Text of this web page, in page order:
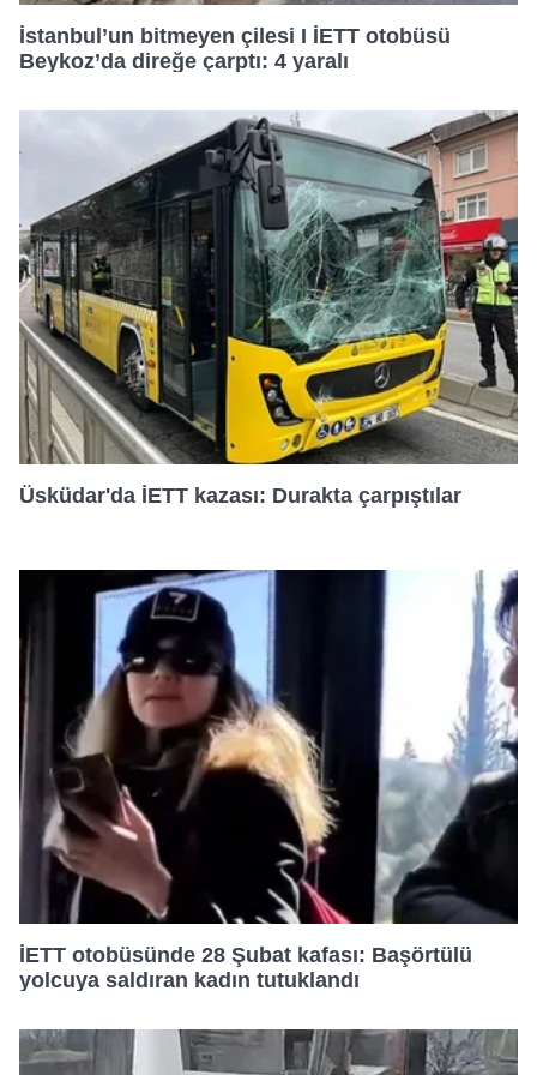
İstanbul’un bitmeyen çilesi I İETT otobüsü
Beykoz’da direğe çarptı: 4 yaralı
Üsküdar'da İETT kazası: Durakta çarpıştılar
İETT otobüsünde 28 Şubat kafası: Başörtülü
yolcuya saldıran kadın tutuklandı